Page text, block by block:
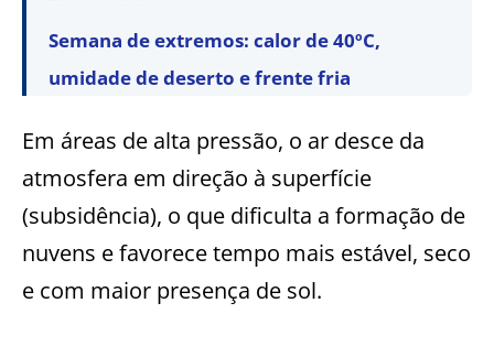
Semana de extremos: calor de 40ºC,
umidade de deserto e frente fria
Em áreas de alta pressão, o ar desce da
atmosfera em direção à superfície
(subsidência), o que dificulta a formação de
nuvens e favorece tempo mais estável, seco
e com maior presença de sol.